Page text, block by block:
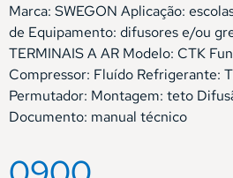
Marca: SWEGON Aplicação:
de Equipamento: difusores e/ou
TERMINAIS A AR Modelo: CTK
Compressor: Fluído Refrigerante:
Permutador: Montagem: teto
Documento: manual técnico